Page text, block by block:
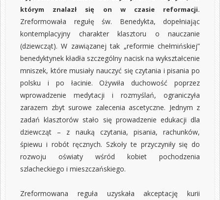
którym znalazł się on w czasie reformacji.
Zreformowała regułę św. Benedykta, dopełniając
kontemplacyjny charakter klasztoru o nauczanie
(dziewcząt). W zawiązanej tak „reformie chełmińskiej”
benedyktynek kładła szczególny nacisk na wykształcenie
mniszek, które musiały nauczyć się czytania i pisania po
polsku i po łacinie. Ożywiła duchowość poprzez
wprowadzenie medytacji i rozmyślań, ograniczyła
zarazem zbyt surowe zalecenia ascetyczne. Jednym z
zadań klasztorów stało się prowadzenie edukacji dla
dziewcząt – z nauką czytania, pisania, rachunków,
śpiewu i robót ręcznych. Szkoły te przyczyniły się do
rozwoju oświaty wśród kobiet pochodzenia
szlacheckiego i mieszczańskiego.
Zreformowana reguła uzyskała akceptację kurii